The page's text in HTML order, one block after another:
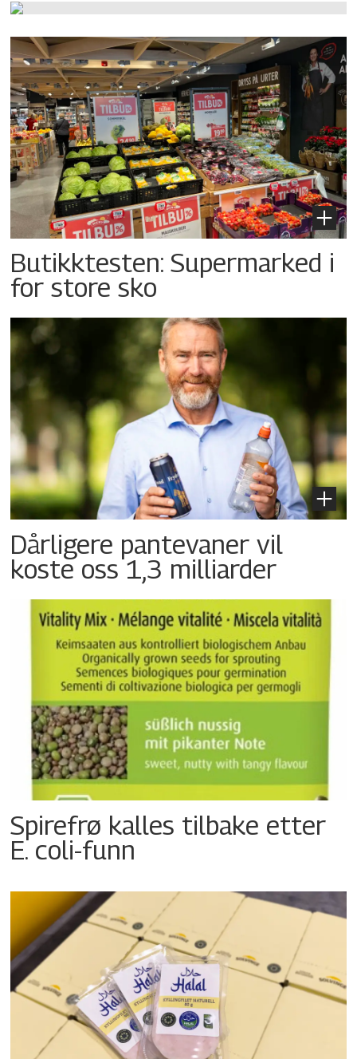
Butikktesten: Supermarked i
for store sko
Dårligere pantevaner vil
koste oss 1,3 milliarder
Spirefrø kalles tilbake etter
E. coli-funn